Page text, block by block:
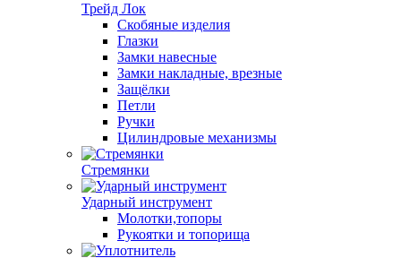
Трейд Лок
Скобяные изделия
Глазки
Замки навесные
Замки накладные, врезные
Защёлки
Петли
Ручки
Цилиндровые механизмы
Стремянки
Ударный инструмент
Молотки,топоры
Рукоятки и топорища